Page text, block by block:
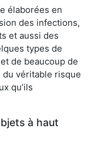
élaborées en
des infections,
et aussi des
types de
de beaucoup de
véritable risque
qu’ils
à haut